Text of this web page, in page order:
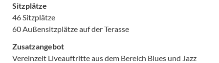
Sitzplätze
46 Sitzplätze
60 Außensitzplätze auf der Terasse
Zusatzangebot
Vereinzelt Liveauftritte aus dem Bereich Blues und Jazz